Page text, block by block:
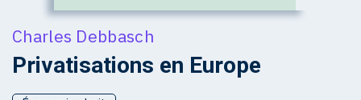
Charles Debbasch
Privatisations en Europe